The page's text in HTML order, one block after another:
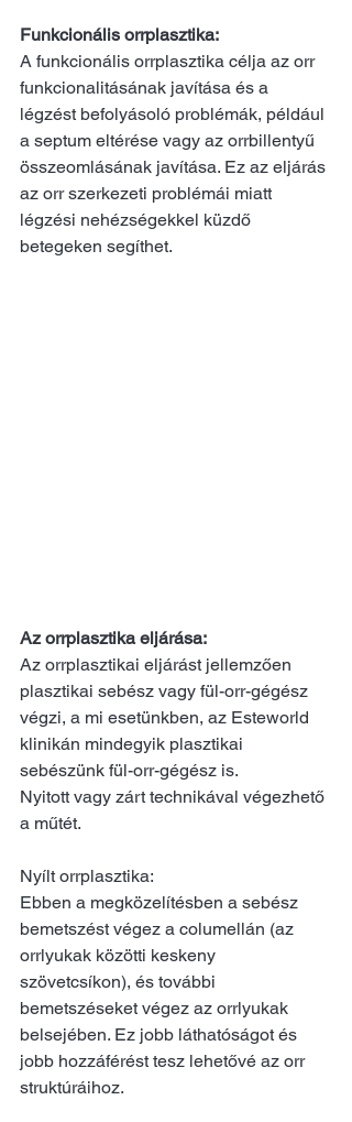
Funkcionális orrplasztika:
A funkcionális orrplasztika célja az orr
funkcionalitásának javítása és a
légzést befolyásoló problémák, például
a septum eltérése vagy az orrbillentyű
összeomlásának javítása. Ez az eljárás
az orr szerkezeti problémái miatt
légzési nehézségekkel küzdő
betegeken segíthet.
Az orrplasztika eljárása:
Az orrplasztikai eljárást jellemzően
plasztikai sebész vagy fül-orr-gégész
végzi, a mi esetünkben, az Esteworld
klinikán mindegyik plasztikai
sebészünk fül-orr-gégész is.
Nyitott vagy zárt technikával végezhető
a műtét.
Nyílt orrplasztika:
Ebben a megközelítésben a sebész
bemetszést végez a columellán (az
orrlyukak közötti keskeny
szövetcsíkon), és további
bemetszéseket végez az orrlyukak
belsejében. Ez jobb láthatóságot és
jobb hozzáférést tesz lehetővé az orr
struktúráihoz.